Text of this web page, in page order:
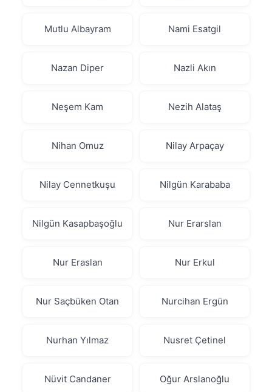
Mutlu Albayram Nami Esatgil
Nazan Diper Nazli Akın
Neşem Kam Nezih Alataş
Nihan Omuz Nilay Arpaçay
Nilay Cennetkuşu Nilgün Karababa
Nilgün Kasapbaşoğlu Nur Erarslan
Nur Eraslan Nur Erkul
Nur Saçbüken Otan Nurcihan Ergün
Nurhan Yılmaz Nusret Çetinel
Nüvit Candaner Oğur Arslanoğlu